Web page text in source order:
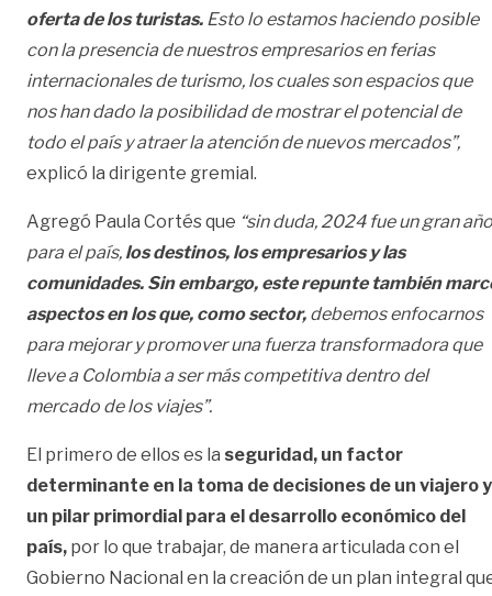
oferta de los turistas. Esto lo estamos haciendo posible
con la presencia de nuestros empresarios en ferias
internacionales de turismo, los cuales son espacios que
nos han dado la posibilidad de mostrar el potencial de
todo el país y atraer la atención de nuevos mercados”,
explicó la dirigente gremial.
Agregó Paula Cortés que “sin duda, 2024 fue un gran año
para el país, los destinos, los empresarios y las
comunidades. Sin embargo, este repunte también
aspectos en los que, como sector, debemos enfocarnos
para mejorar y promover una fuerza transformadora que
lleve a Colombia a ser más competitiva dentro del
mercado de los viajes”.
El primero de ellos es la seguridad, un factor
determinante en la toma de decisiones de un viajero y
un pilar primordial para el desarrollo económico del
país, por lo que trabajar, de manera articulada con el
Gobierno Nacional en la creación de un plan integral